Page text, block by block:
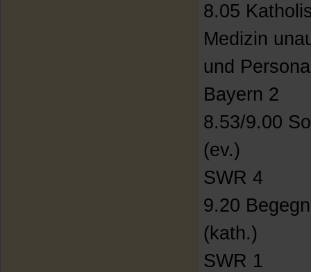
8.05
Medizin
und
Bayern 2
8.53/9.00
(ev.)
SWR 4
9.20
(kath.)
SWR 1